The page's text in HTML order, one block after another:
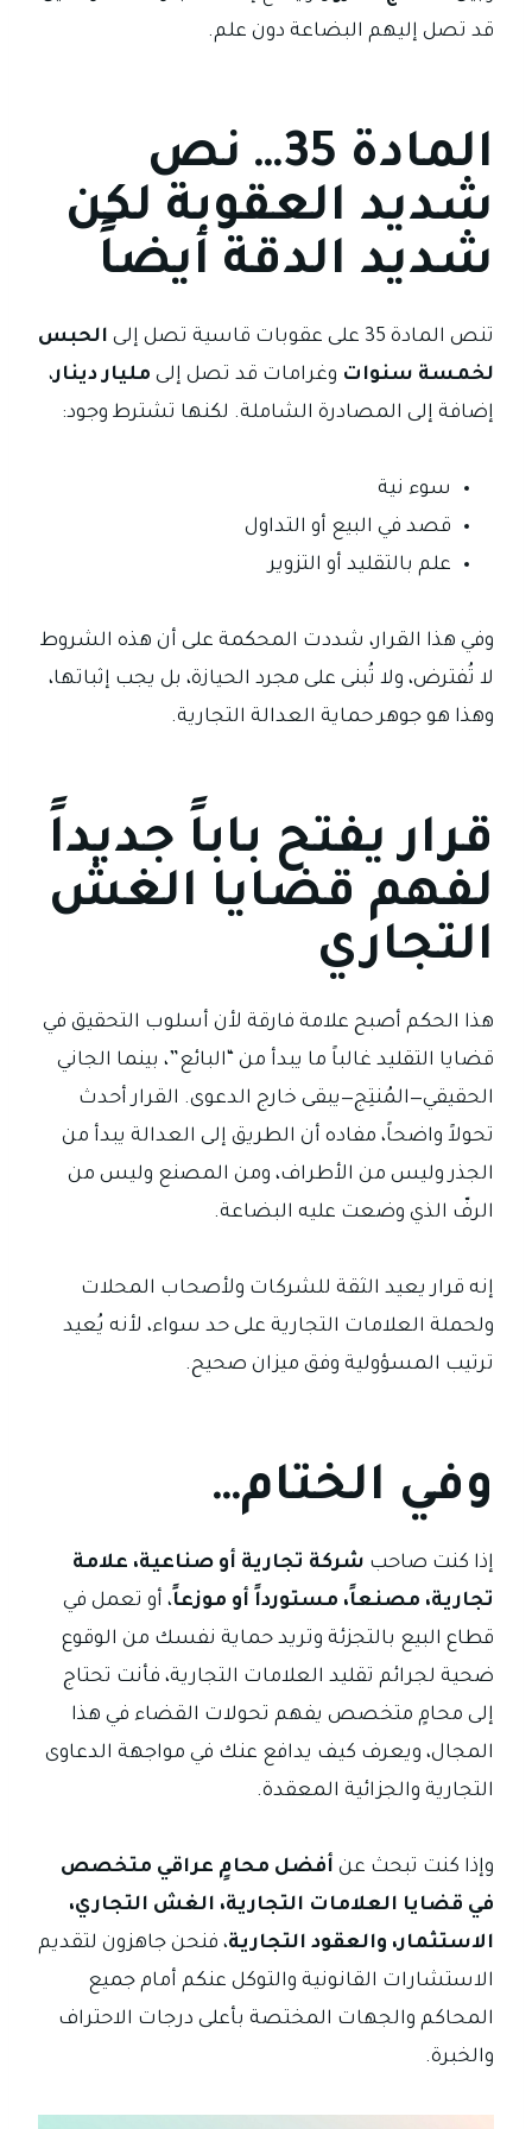
قد تصل إليهم البضاعة دون علم.
المادة 35… نص
شديد العقوبة لكن
شديد الدقة أيضاً
تنص المادة 35 على عقوبات قاسية تصل إلى
الحبس
لخمسة سنوات وغرامات قد تصل إلى مليار دينار،
إضافة إلى المصادرة الشاملة. لكنها تشترط وجود:
سوء نية
قصد في البيع أو التداول
علم بالتقليد أو التزوير
وفي هذا القرار، شددت المحكمة على أن هذه الشروط
لا تُفترض، ولا تُبنى على مجرد الحيازة، بل يجب إثباتها،
وهذا هو جوهر حماية العدالة التجارية.
قرار يفتح باباً جديداً
لفهم قضايا الغش
التجاري
هذا الحكم أصبح علامة فارقة لأن أسلوب التحقيق في
قضايا التقليد غالباً ما يبدأ من “البائع”، بينما الجاني
الحقيقي—المُنتِج—يبقى خارج الدعوى. القرار أحدث
تحولاً واضحاً، مفاده أن الطريق إلى العدالة يبدأ من
الجذر وليس من الأطراف، ومن المصنع وليس من
الرفّ الذي وضعت عليه البضاعة.
إنه قرار يعيد الثقة للشركات ولأصحاب المحلات
ولحملة العلامات التجارية على حد سواء، لأنه يُعيد
ترتيب المسؤولية وفق ميزان صحيح.
وفي الختام…
إذا كنت صاحب شركة تجارية أو صناعية، علامة
تجارية، مصنعاً، مستورداً أو موزعاً، أو تعمل في
قطاع البيع بالتجزئة وتريد حماية نفسك من الوقوع
ضحية لجرائم تقليد العلامات التجارية، فأنت تحتاج
إلى محامٍ متخصص يفهم تحولات القضاء في هذا
المجال، ويعرف كيف يدافع عنك في مواجهة الدعاوى
التجارية والجزائية المعقدة.
وإذا كنت تبحث عن أفضل محامٍ عراقي متخصص
في قضايا العلامات التجارية، الغش التجاري،
الاستثمار، والعقود التجارية، فنحن جاهزون لتقديم
الاستشارات القانونية والتوكل عنكم أمام جميع
المحاكم والجهات المختصة بأعلى درجات الاحتراف
والخبرة.